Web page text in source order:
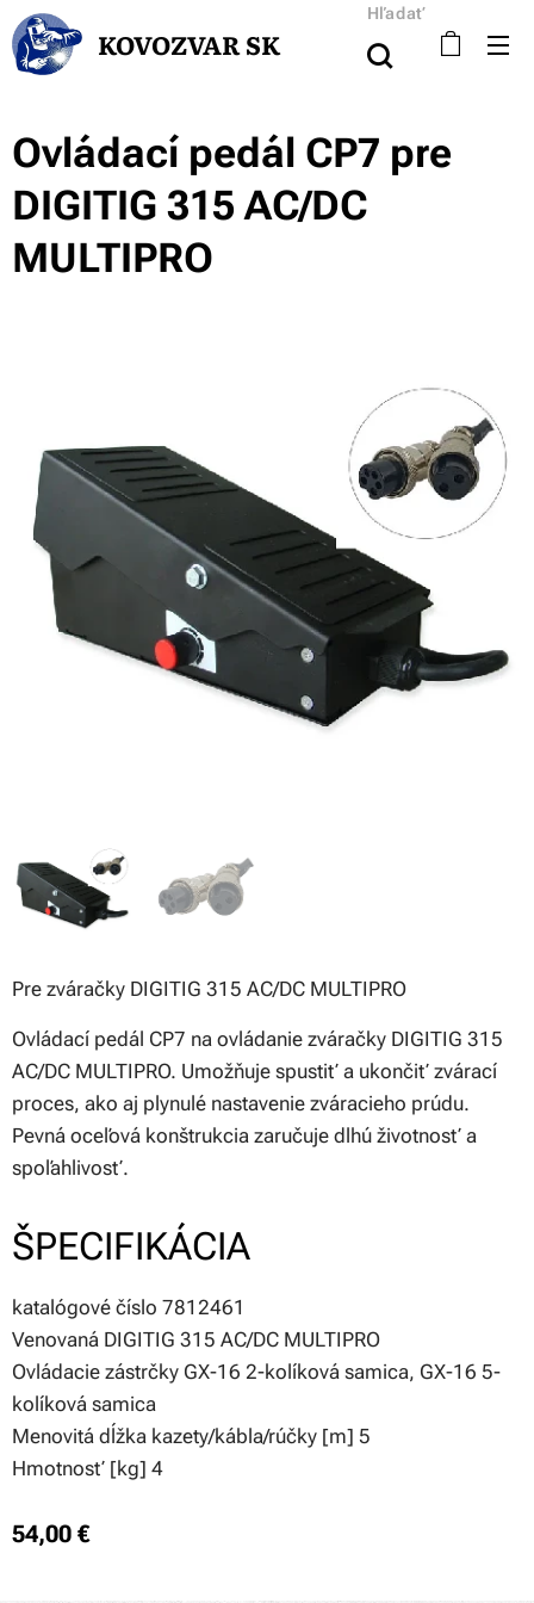
KOVOZVAR SK
Hľadať
Ovládací pedál CP7 pre
DIGITIG 315 AC/DC
MULTIPRO
Pre zváračky DIGITIG 315 AC/DC MULTIPRO
Ovládací pedál CP7 na ovládanie zváračky DIGITIG 315
AC/DC MULTIPRO. Umožňuje spustiť a ukončiť zvárací
proces, ako aj plynulé nastavenie zváracieho prúdu.
Pevná oceľová konštrukcia zaručuje dlhú životnosť a
spoľahlivosť.
ŠPECIFIKÁCIA
katalógové číslo 7812461
Venovaná DIGITIG 315 AC/DC MULTIPRO
Ovládacie zástrčky GX-16 2-kolíková samica, GX-16 5-
kolíková samica
Menovitá dĺžka kazety/kábla/rúčky [m] 5
Hmotnosť [kg] 4
54,00 €